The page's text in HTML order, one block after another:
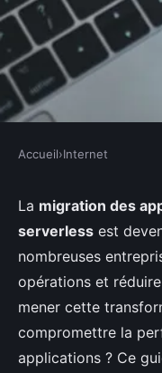
Quelles sont
pratiques
applications
architecture
Lila•19 septembre
Accueil›Internet
La migration des
serverless est
nombreuses
opérations et
mener cette
compromettre la
applications ? Ce